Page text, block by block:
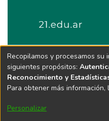
Recopilamos y procesamos
siguientes propósitos:
Reconocimiento y
Para obtener más información,
Personalizar